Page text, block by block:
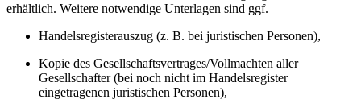
erhältlich. Weitere notwendige Unterlagen sind ggf.
Handelsregisterauszug (z. B. bei juristischen Personen),
Kopie des Gesellschaftsvertrages/Vollmachten aller
Gesellschafter (bei noch nicht im Handelsregister
eingetragenen juristischen Personen),